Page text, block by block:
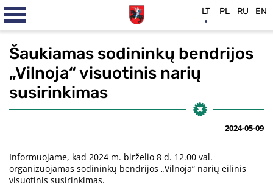
Šaukiamas sodininkų bendrijos
„Vilnoja“ visuotinis narių
susirinkimas
2024-05-09
Informuojame, kad 2024 m. birželio 8 d. 12.00 val.
organizuojamas sodininkų bendrijos „Vilnoja“ narių eilinis
visuotinis susirinkimas.
LT PL RU EN